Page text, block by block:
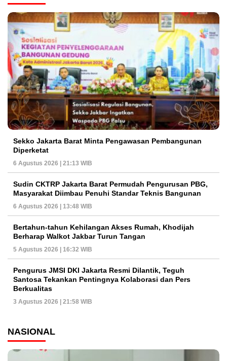
Sekko Jakarta Barat Minta Pengawasan Pembangunan
Diperketat
6 Agustus 2026 | 21:13 WIB
Sudin CKTRP Jakarta Barat Permudah Pengurusan PBG,
Masyarakat Diimbau Penuhi Standar Teknis Bangunan
6 Agustus 2026 | 13:48 WIB
Bertahun-tahun Kehilangan Akses Rumah, Khodijah
Berharap Walkot Jakbar Turun Tangan
5 Agustus 2026 | 16:32 WIB
Pengurus JMSI DKI Jakarta Resmi Dilantik, Teguh
Santosa Tekankan Pentingnya Kolaborasi dan Pers
Berkualitas
3 Agustus 2026 | 21:58 WIB
NASIONAL